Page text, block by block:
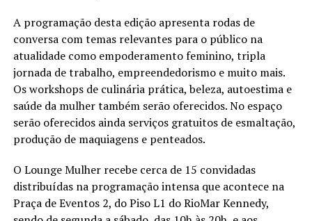
A programação desta edição apresenta rodas de
conversa com temas relevantes para o público na
atualidade como empoderamento feminino, tripla
jornada de trabalho, empreendedorismo e muito mais.
Os workshops de culinária prática, beleza, autoestima e
saúde da mulher também serão oferecidos. No espaço
serão oferecidos ainda serviços gratuitos de esmaltação,
produção de maquiagens e penteados.
O Lounge Mulher recebe cerca de 15 convidadas
distribuídas na programação intensa que acontece na
Praça de Eventos 2, do Piso L1 do RioMar Kennedy,